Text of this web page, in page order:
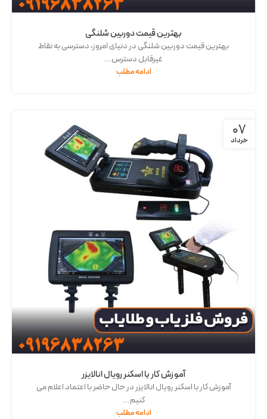
بهترین قیمت دوربین شلنگی
بهترین قیمت دوربین شلنگی در دنیای امروز، دسترسی به نقاط
غیرقابل دسترس...
ادامه مطلب
07
خرداد
آموزش کار با اسکنر رویال انالایزر
آموزش کار با اسکنر رویال انالایزر در حال حاضر با اعتماد اعلام می
کنیم...
ادامه مطلب